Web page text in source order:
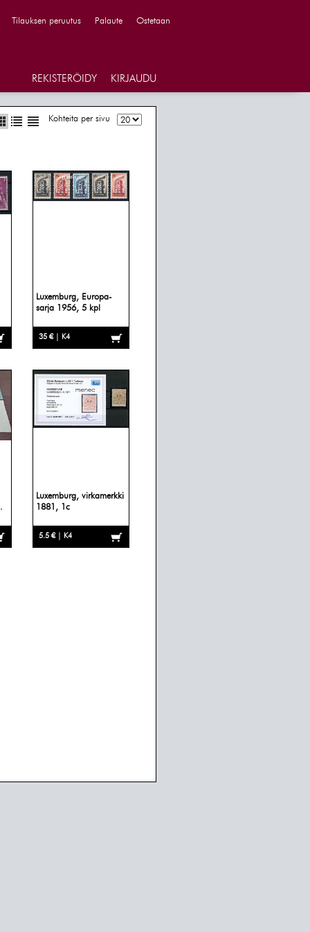
Tilauksen peruutus Palaute Ostetaan
REKISTERÖIDY KIRJAUDU
Kohteita per sivu
Luxemburg, Europa-
sarja 1956, 5 kpl
35 € | K4
Luxemburg, virkamerkki
1881, 1c
5.5 € | K4